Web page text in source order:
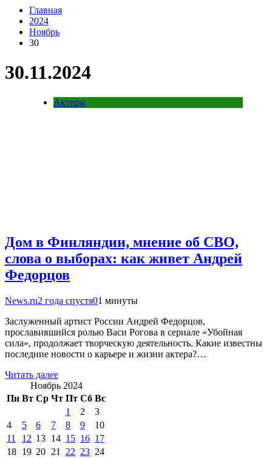
Главная
2024
Ноябрь
30
30.11.2024
Актеры
Дом в Финляндии, мнение об СВО,
слова о выборах: как живет Андрей
Федорцов
News.ru2 года спустя01 минуты
Заслуженный артист России Андрей Федорцов,
прославившийся ролью Васи Рогова в сериале «Убойная
сила», продолжает творческую деятельность. Какие известны
последние новости о карьере и жизни актера?…
Читать далее
Ноябрь 2024
Пн Вт Ср Чт Пт Сб Вс
1
2
3
4
5 6 7 8 9
10
11
12 13 14 15 16 17
18 19 20 21 22 23 24